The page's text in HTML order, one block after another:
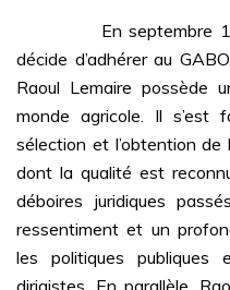
En septembre
décide d’adhérer au
Raoul Lemaire possède
monde agricole. Il
sélection et l’obtention
dont la qualité est
déboires juridiques
ressentiment et un
les politiques publiques
dirigistes. En parallèle,